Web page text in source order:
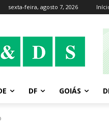
sexta-feira, agosto 7, 2026
DF GOIÁS